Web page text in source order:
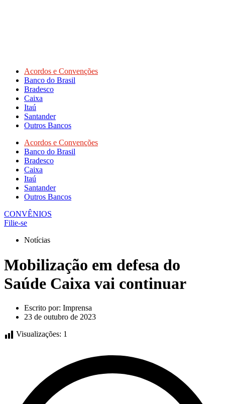
Acordos e Convenções
Banco do Brasil
Bradesco
Caixa
Itaú
Santander
Outros Bancos
Acordos e Convenções
Banco do Brasil
Bradesco
Caixa
Itaú
Santander
Outros Bancos
CONVÊNIOS
Filie-se
Notícias
Mobilização em defesa do
Saúde Caixa vai continuar
Escrito por: Imprensa
23 de outubro de 2023
Visualizações: 1